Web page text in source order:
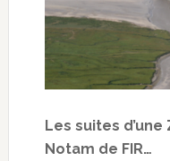
Les suites
Notam de FIR…